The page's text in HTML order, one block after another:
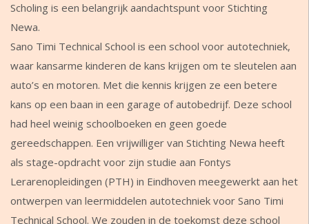
Scholing is een belangrijk aandachtspunt voor Stichting
Newa.
Sano Timi Technical School is een school voor autotechniek,
waar kansarme kinderen de kans krijgen om te sleutelen aan
auto’s en motoren. Met die kennis krijgen ze een betere
kans op een baan in een garage of autobedrijf. Deze school
had heel weinig schoolboeken en geen goede
gereedschappen. Een vrijwilliger van Stichting Newa heeft
als stage-opdracht voor zijn studie aan Fontys
Lerarenopleidingen (PTH) in Eindhoven meegewerkt aan het
ontwerpen van leermiddelen autotechniek voor Sano Timi
Technical School. We zouden in de toekomst deze school